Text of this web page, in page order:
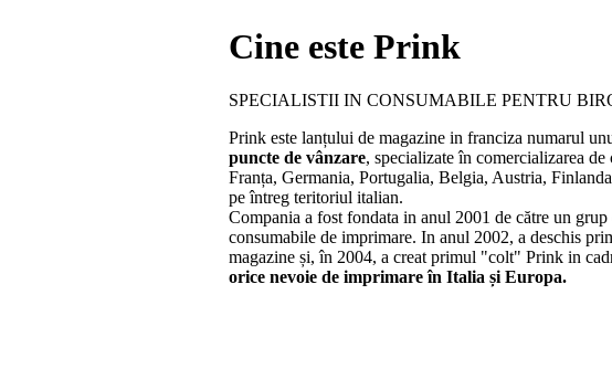
Cine este Prink
SPECIALISTII IN CONSUMABILE PENTRU
Prink este lanțului de magazine in franciza numarul
puncte de vânzare, specializate în comercializarea
Franța, Germania, Portugalia, Belgia, Austria,
pe întreg teritoriul italian.
Compania a fost fondata in anul 2001 de către un
consumabile de imprimare. In anul 2002, a deschis
magazine și, în 2004, a creat primul "colt" Prink in
orice nevoie de imprimare în Italia și Europa.